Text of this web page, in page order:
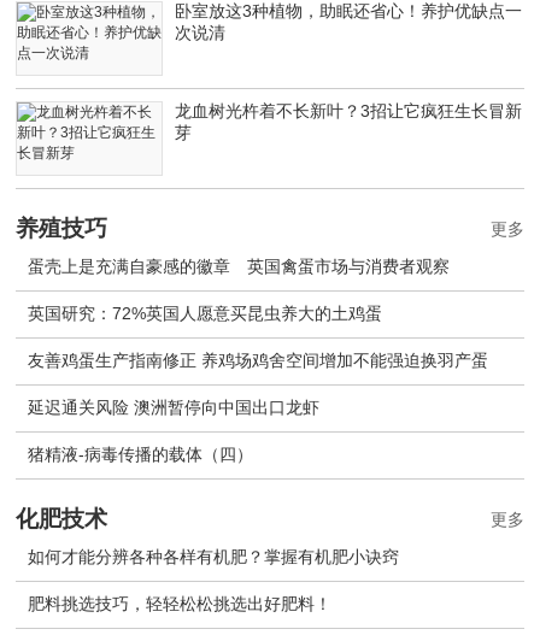
卧室放这3种植物，助眠还省心！养护优缺点一
次说清
龙血树光杵着不长新叶？3招让它疯狂生长冒新
芽
养殖技巧
蛋壳上是充满自豪感的徽章 英国禽蛋市场与消费者观察
英国研究：72%英国人愿意买昆虫养大的土鸡蛋
友善鸡蛋生产指南修正 养鸡场鸡舍空间增加不能强迫换羽产蛋
延迟通关风险 澳洲暂停向中国出口龙虾
猪精液-病毒传播的载体（四）
更多
化肥技术
如何才能分辨各种各样有机肥？掌握有机肥小诀窍
肥料挑选技巧，轻轻松松挑选出好肥料！
更多